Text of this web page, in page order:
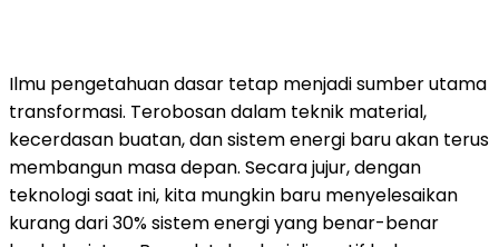
Ilmu pengetahuan dasar tetap menjadi sumber utama
transformasi. Terobosan dalam teknik material,
kecerdasan buatan, dan sistem energi baru akan terus
membangun masa depan. Secara jujur, dengan
teknologi saat ini, kita mungkin baru menyelesaikan
kurang dari 30% sistem energi yang benar-benar